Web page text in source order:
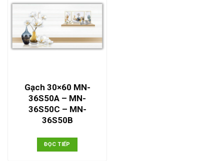
Gạch 30×60 MN-
36S50A – MN-
36S50C – MN-
36S50B
ĐỌC TIẾP